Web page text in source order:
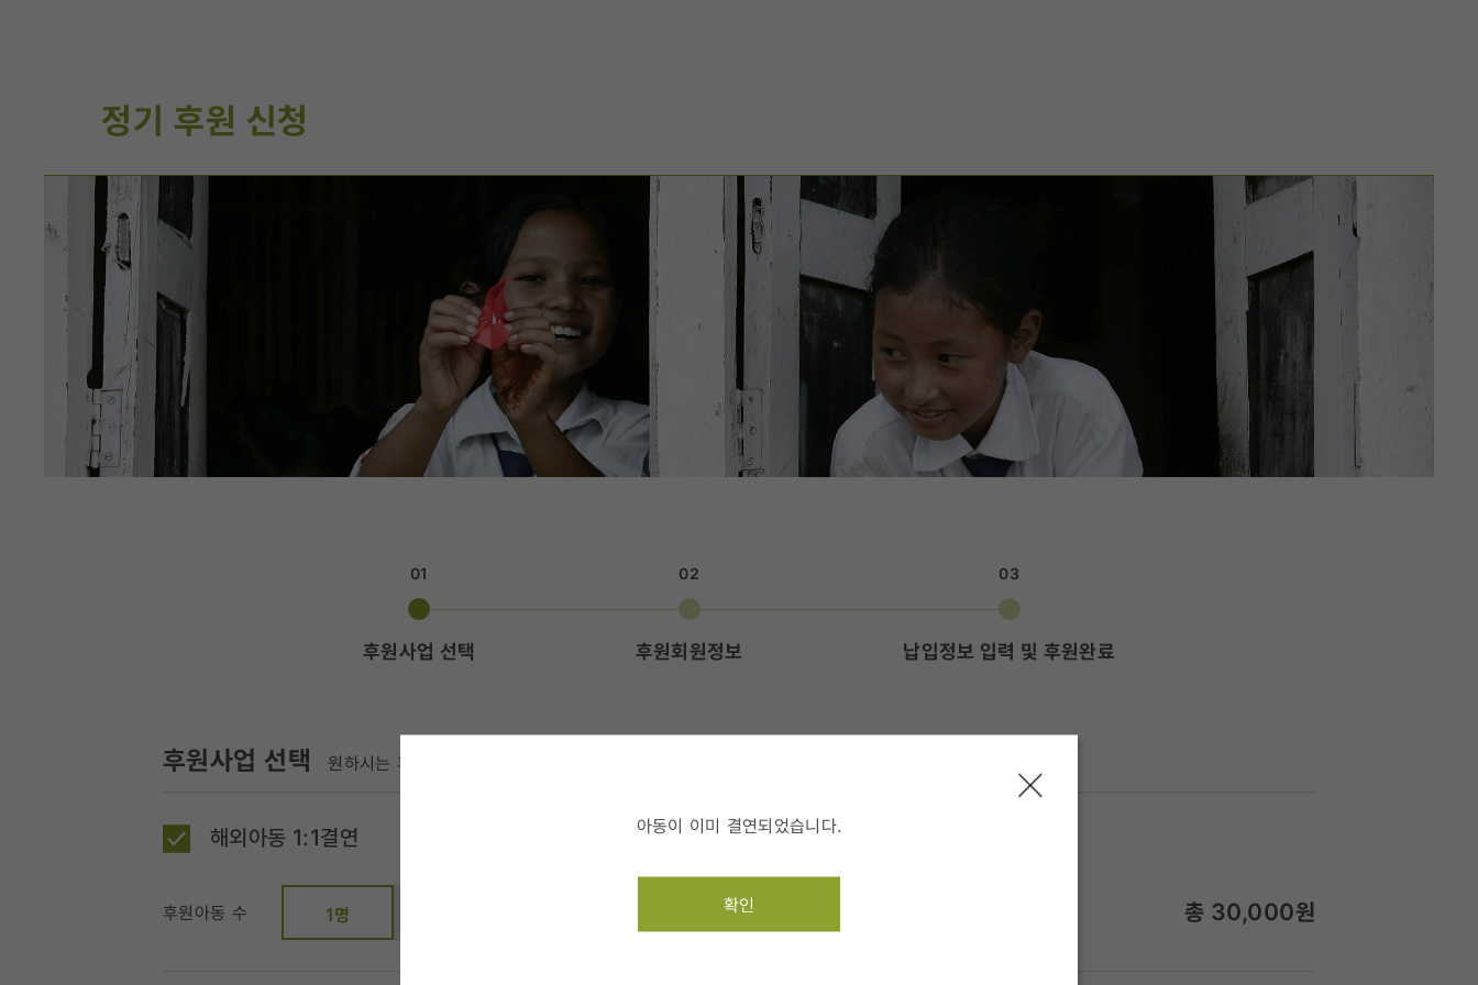
정기 후원 신청
01
후원사업 선택
02
후원회원정보
03
납입정보 입력 및 후원완료
후원사업 선택 원하시는 후원사업과 금액을 입력해 주세요.
해외아동 1:1결연
후원아동 수 1명 총 30,000원
아동이 이미 결연되었습니다.
확인